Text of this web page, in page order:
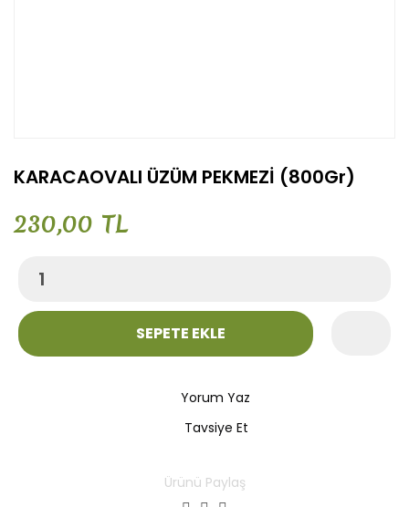
KARACAOVALI ÜZÜM PEKMEZİ (800Gr)
230,00 TL
SEPETE EKLE
Yorum Yaz
Tavsiye Et
Ürünü Paylaş